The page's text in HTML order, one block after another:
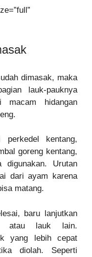
dimasak, maka
lauk-pauknya
macam hidangan
kentang,
goreng kentang,
Urutan
dari ayam karena
matang.
baru lanjutkan
atau lauk lain.
yang lebih cepat
diolah. Seperti